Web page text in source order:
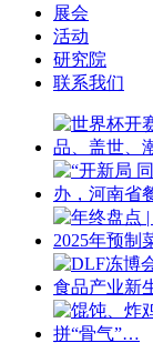
展会
活动
研究院
联系我们